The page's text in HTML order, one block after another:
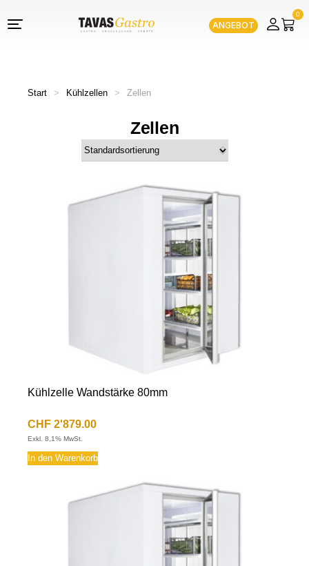
ANGEBOT
0
Start > Kühlzellen > Zellen
Zellen
Kühlzelle Wandstärke 80mm
CHF 2'879.00
Exkl. 8,1% MwSt.
In den Warenkorb